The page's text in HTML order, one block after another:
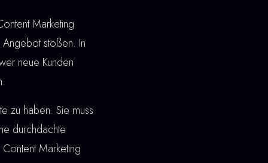
Marketing
stoßen. In
neue Kunden
zu haben. Sie muss
durchdachte
Marketing